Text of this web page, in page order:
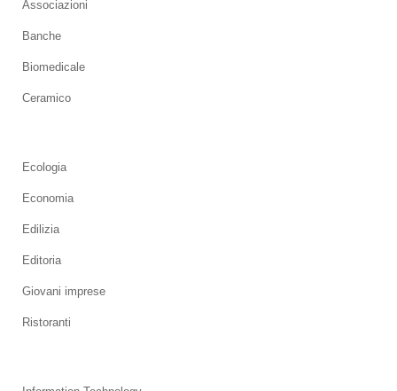
Associazioni
Banche
Biomedicale
Ceramico
Ecologia
Economia
Edilizia
Editoria
Giovani imprese
Ristoranti